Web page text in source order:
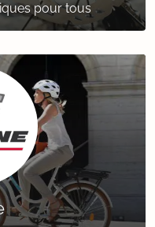
pour tous